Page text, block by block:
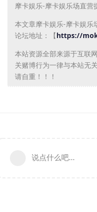
摩卡娱乐-摩卡娱乐场直营
本文章摩卡娱乐-摩卡娱乐
论坛地址：【https://
本站资源全部来源于互联
关赌博行为一律与本站无
请自重！！！
说点什么吧...